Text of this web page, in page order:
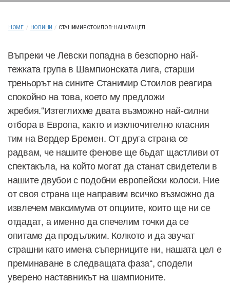
HOME / НОВИНИ / СТАНИМИР СТОИЛОВ: НАШАТА ЦЕЛ...
Въпреки че Левски попадна в безспорно най-
тежката група в Шампионската лига, старши
треньорът на сините Станимир Стоилов реагира
спокойно на това, което му предложи
жребия.“Изтеглихме двата възможно най-силни
отбора в Европа, както и изключително класния
тим на Вердер Бремен. От друга страна се
радвам, че нашите фенове ще бъдат щастливи от
спектакъла, на който могат да станат свидетели в
нашите двубои с подобни европейски колоси. Ние
от своя страна ще направим всичко възможно да
извлечем максимума от опциите, които ще ни се
отдадат, а именно да спечелим точки да се
опитаме да продължим. Колкото и да звучат
страшни като имена съперниците ни, нашата цел е
преминаване в следващата фаза“, сподели
уверено наставникът на шампионите.